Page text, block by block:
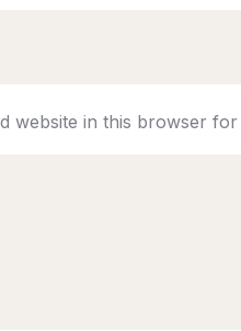
website in this browser